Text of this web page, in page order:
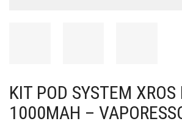
KIT POD SYSTEM XROS
1000MAH –